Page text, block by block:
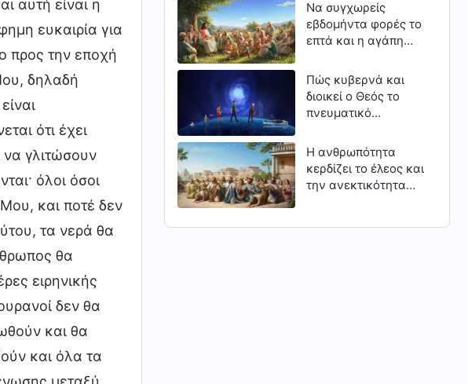
αυτή είναι η
ευκαιρία για
προς την εποχή
δηλαδή
ότι έχει
να γλιτώσουν
όλοι όσοι
και ποτέ δεν
τα νερά θα
θα
ειρηνικής
δεν θα
και θα
και όλα τα
Να συγχωρείς
εβδομήντα φορές το
επτά και η αγάπη
Πώς κυβερνά και
διοικεί ο Θεός το
πνευματικό
ζωής και θανάτου
των διαφόρων
ανθρώπων της
πίστης
Η ανθρωπότητα
κερδίζει το έλεος και
την ανεκτικότητα